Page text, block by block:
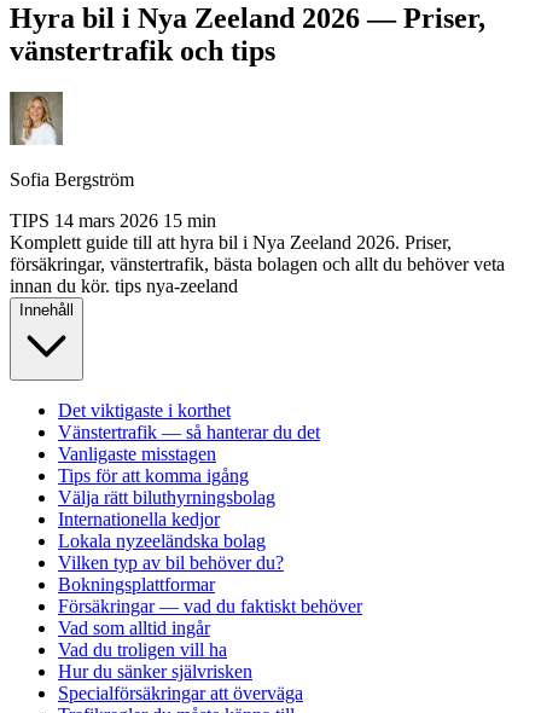
Hyra bil i Nya Zeeland 2026 — Priser,
vänstertrafik och tips
Sofia Bergström
TIPS 14 mars 2026 15 min
Komplett guide till att hyra bil i Nya Zeeland 2026. Priser,
försäkringar, vänstertrafik, bästa bolagen och allt du behöver veta
innan du kör. tips nya-zeeland
Innehåll
Det viktigaste i korthet
Vänstertrafik — så hanterar du det
Vanligaste misstagen
Tips för att komma igång
Välja rätt biluthyrningsbolag
Internationella kedjor
Lokala nyzeeländska bolag
Vilken typ av bil behöver du?
Bokningsplattformar
Försäkringar — vad du faktiskt behöver
Vad som alltid ingår
Vad du troligen vill ha
Hur du sänker självrisken
Specialförsäkringar att överväga